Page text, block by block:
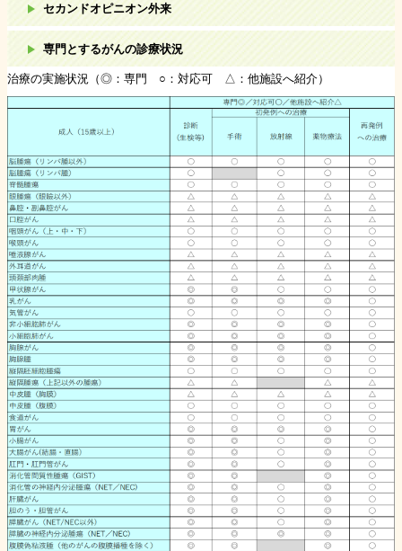
セカンドオピニオン外来
専門とするがんの診療状況
治療の実施状況（◎：専門 ○：対応可 △：他施設へ紹介）